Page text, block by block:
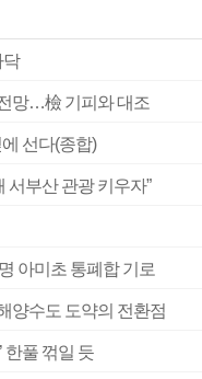
닥
망…檢 기피와 대조
선다(종합)
서부산 관광 키우자”
아미초 통폐합 기로
양수도 도약의 전환점
한풀 꺾일 듯